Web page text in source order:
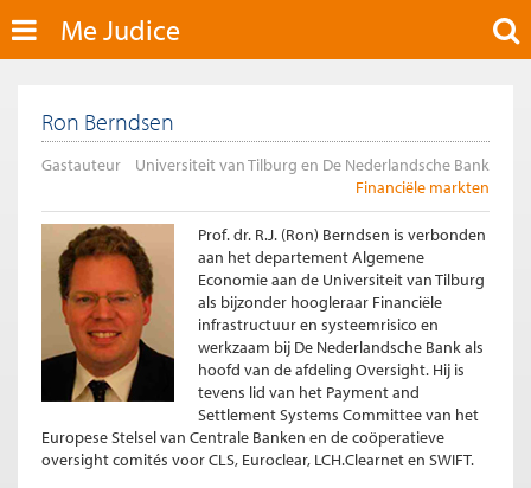
Me Judice
Ron Berndsen
Gastauteur
Universiteit van Tilburg en De Nederlandsche Bank
Financiële markten
Prof. dr. R.J. (Ron) Berndsen is verbonden
aan het departement Algemene
Economie aan de Universiteit van Tilburg
als bijzonder hoogleraar Financiële
infrastructuur en systeemrisico en
werkzaam bij De Nederlandsche Bank als
hoofd van de afdeling Oversight. Hij is
tevens lid van het Payment and
Settlement Systems Committee van het
Europese Stelsel van Centrale Banken en de coöperatieve
oversight comités voorCLS, Euroclear, LCH.Clearnet en SWIFT.